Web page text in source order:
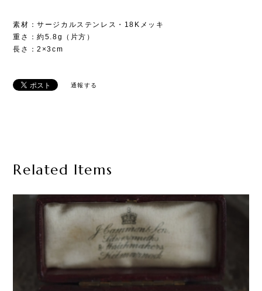
素材：サージカルステンレス・18Kメッキ
重さ：約5.8g（片方）
長さ：2×3cm
通報する
Related Items